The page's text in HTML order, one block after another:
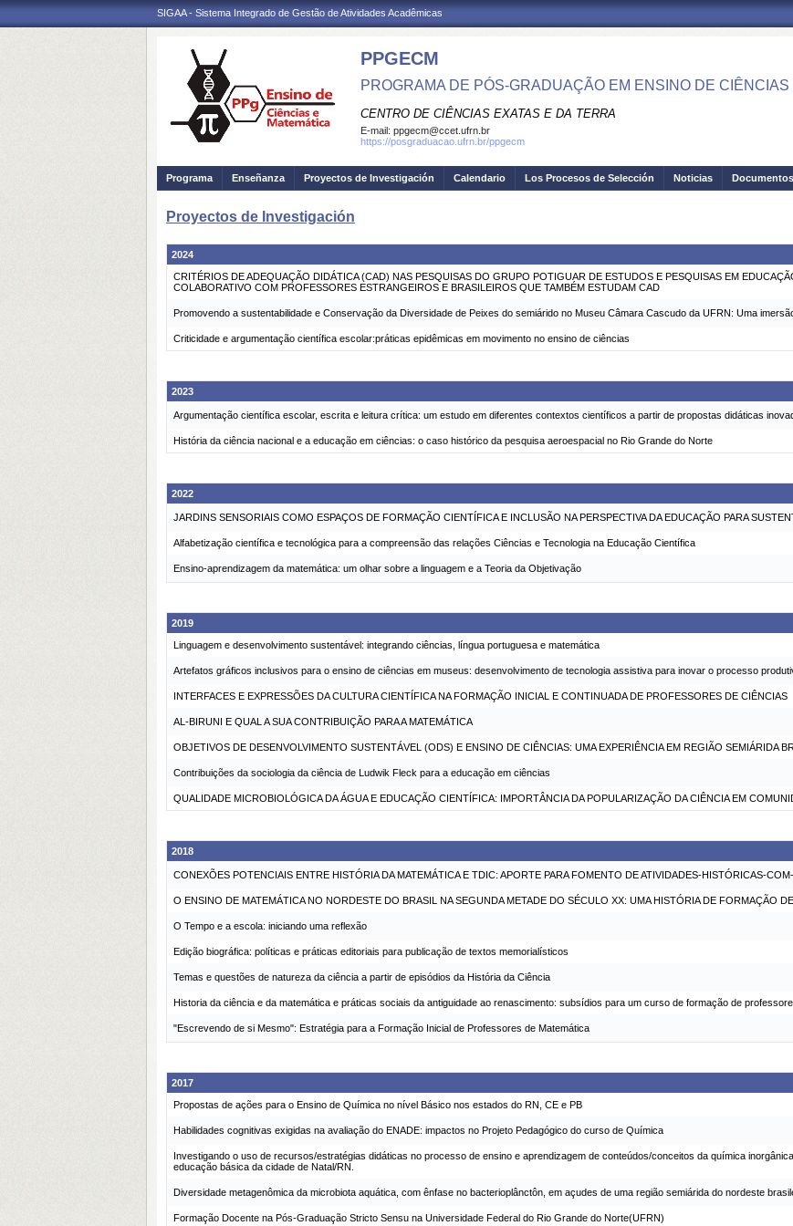
SIGAA - Sistema Integrado de Gestão de Atividades Acadêmicas
PPGECM
PROGRAMA DE PÓS-GRADUAÇÃO EM ENSINO DE
CENTRO DE CIÊNCIAS EXATAS E DA TERRA
E-mail: ppgecm@ccet.ufrn.br
https://posgraduacao.ufrn.br/ppgecm
Programa Enseñanza Proyectos de Investigación Calendario Los Procesos de Selección Noticias Documentos
Proyectos de Investigación
2024
CRITÉRIOS DE ADEQUAÇÃO DIDÁTICA (CAD) NAS PESQUISAS DO GRUPO POTIGUAR DE ESTUDOS E PESQUISAS EM
COLABORATIVO COM PROFESSORES ESTRANGEIROS E BRASILEIROS QUE TAMBÉM ESTUDAM CAD
Promovendo a sustentabilidade e Conservação da Diversidade de Peixes do semiárido no Museu Câmara Cascudo da UFRN: Uma
Criticidade e argumentação científica escolar:práticas epidêmicas em movimento no ensino de ciências
2023
Argumentação científica escolar, escrita e leitura crítica: um estudo em diferentes contextos científicos a partir de propostas didáticas
História da ciência nacional e a educação em ciências: o caso histórico da pesquisa aeroespacial no Rio Grande do Norte
2022
JARDINS SENSORIAIS COMO ESPAÇOS DE FORMAÇÃO CIENTÍFICA E INCLUSÃO NA PERSPECTIVA DA EDUCAÇÃO PARA
Alfabetização científica e tecnológica para a compreensão das relações Ciências e Tecnologia na Educação Científica
Ensino-aprendizagem da matemática: um olhar sobre a linguagem e a Teoria da Objetivação
2019
Linguagem e desenvolvimento sustentável: integrando ciências, língua portuguesa e matemática
Artefatos gráficos inclusivos para o ensino de ciências em museus: desenvolvimento de tecnologia assistiva para inovar o processo
INTERFACES E EXPRESSÕES DA CULTURA CIENTÍFICA NA FORMAÇÃO INICIAL E CONTINUADA DE PROFESSORES DE CIÊNCIAS
AL-BIRUNI E QUAL A SUA CONTRIBUIÇÃO PARA A MATEMÁTICA
OBJETIVOS DE DESENVOLVIMENTO SUSTENTÁVEL (ODS) E ENSINO DE CIÊNCIAS: UMA EXPERIÊNCIA EM REGIÃO SEMIÁRIDA
Contribuições da sociologia da ciência de Ludwik Fleck para a educação em ciências
QUALIDADE MICROBIOLÓGICA DA ÁGUA E EDUCAÇÃO CIENTÍFICA: IMPORTÂNCIA DA POPULARIZAÇÃO DA CIÊNCIA EM
2018
CONEXÕES POTENCIAIS ENTRE HISTÓRIA DA MATEMÁTICA E TDIC: APORTE PARA FOMENTO DE ATIVIDADES-HISTÓRICAS-
O ENSINO DE MATEMÁTICA NO NORDESTE DO BRASIL NA SEGUNDA METADE DO SÉCULO XX: UMA HISTÓRIA DE FORMAÇÃO
O Tempo e a escola: iniciando uma reflexão
Edição biográfica: políticas e práticas editoriais para publicação de textos memorialísticos
Temas e questões de natureza da ciência a partir de episódios da História da Ciência
Historia da ciência e da matemática e práticas sociais da antiguidade ao renascimento: subsídios para um curso de formação de
"Escrevendo de si Mesmo": Estratégia para a Formação Inicial de Professores de Matemática
2017
Propostas de ações para o Ensino de Química no nível Básico nos estados do RN, CE e PB
Habilidades cognitivas exigidas na avaliação do ENADE: impactos no Projeto Pedagógico do curso de Química
Investigando o uso de recursos/estratégias didáticas no processo de ensino e aprendizagem de conteúdos/conceitos da química
educação básica da cidade de Natal/RN.
Diversidade metagenômica da microbiota aquática, com ênfase no bacterioplânctôn, em açudes de uma região semiárida do nordeste
Formação Docente na Pós-Graduação Stricto Sensu na Universidade Federal do Rio Grande do Norte(UFRN)